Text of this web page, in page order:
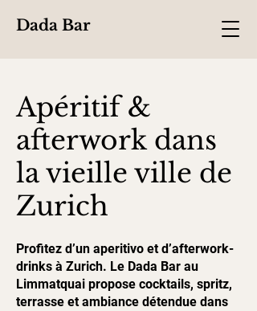
Dada Bar
Apéritif &
afterwork dans
la vieille ville de
Zurich
Profitez d’un aperitivo et d’afterwork-
drinks à Zurich. Le Dada Bar au
Limmatquai propose cocktails, spritz,
terrasse et ambiance détendue dans